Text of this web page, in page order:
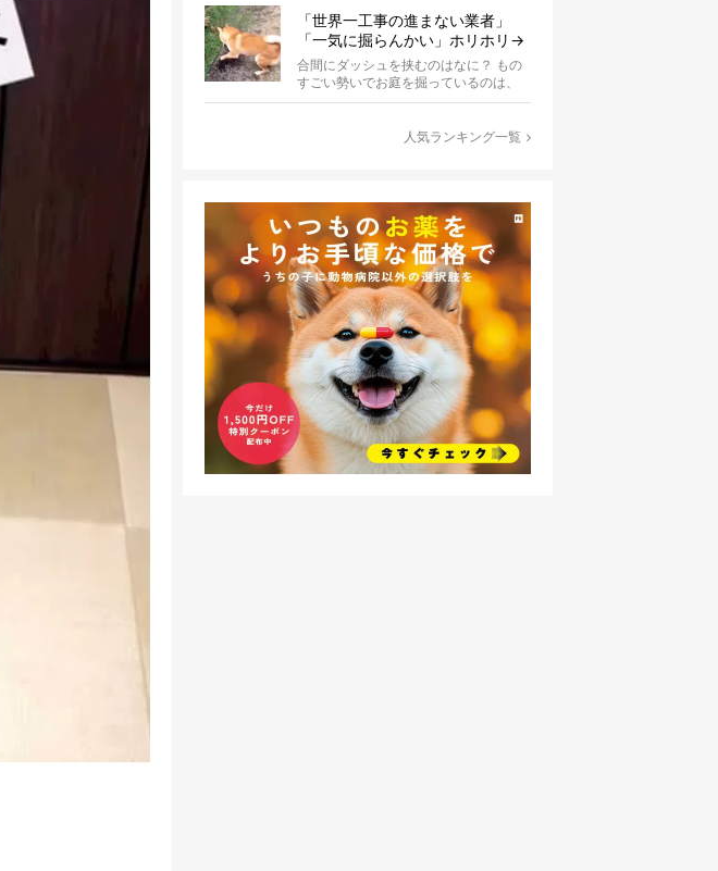
「世界一工事の進まない業者」
「一気に掘らんかい」ホリホリ→
ダッシュを繰り返す柴犬に爆笑
【動画】
合間にダッシュを挟むのはなに？ もの
すごい勢いでお庭を掘っているのは、
柴犬の波平。柴犬あるあるの、突然の
人気ランキング一覧